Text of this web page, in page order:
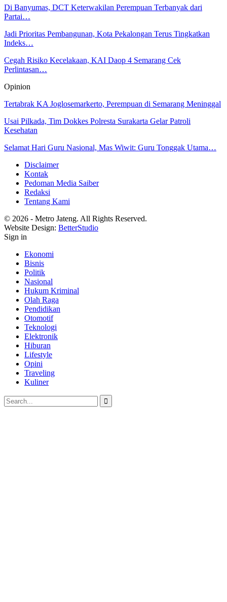
Di Banyumas, DCT Keterwakilan Perempuan Terbanyak dari
Partai…
Jadi Prioritas Pembangunan, Kota Pekalongan Terus Tingkatkan
Indeks…
Cegah Risiko Kecelakaan, KAI Daop 4 Semarang Cek
Perlintasan…
Opinion
Tertabrak KA Joglosemarkerto, Perempuan di Semarang Meninggal
Usai Pilkada, Tim Dokkes Polresta Surakarta Gelar Patroli
Kesehatan
Selamat Hari Guru Nasional, Mas Wiwit: Guru Tonggak Utama…
Disclaimer
Kontak
Pedoman Media Saiber
Redaksi
Tentang Kami
© 2026 - Metro Jateng. All Rights Reserved.
Website Design: BetterStudio
Sign in
Ekonomi
Bisnis
Politik
Nasional
Hukum Kriminal
Olah Raga
Pendidikan
Otomotif
Teknologi
Elektronik
Hiburan
Lifestyle
Opini
Traveling
Kuliner